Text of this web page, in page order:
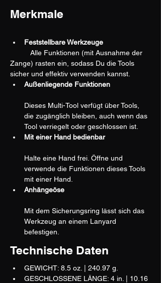
Merkmale
Feststellbare Werkzeuge
Zange) rasten ein, sodass Du die Tools
sicher und effektiv verwenden kannst.
Außenliegende Funktionen
Dieses Multi-Tool verfügt über Tools,
die zugänglich bleiben, auch wenn das
Tool verriegelt oder geschlossen ist.
Mit einer Hand bedienbar
Halte eine Hand frei. Öffne und
verwende die Funktionen dieses Tools
mit einer Hand.
Anhängeöse
Mit dem Sicherungsring lässt sich das
Werkzeug an einem Lanyard
befestigen.
Technische Daten
GEWICHT: 8.5 oz. | 240.97 g.
GESCHLOSSENE LÄNGE: 4 in. | 10.16